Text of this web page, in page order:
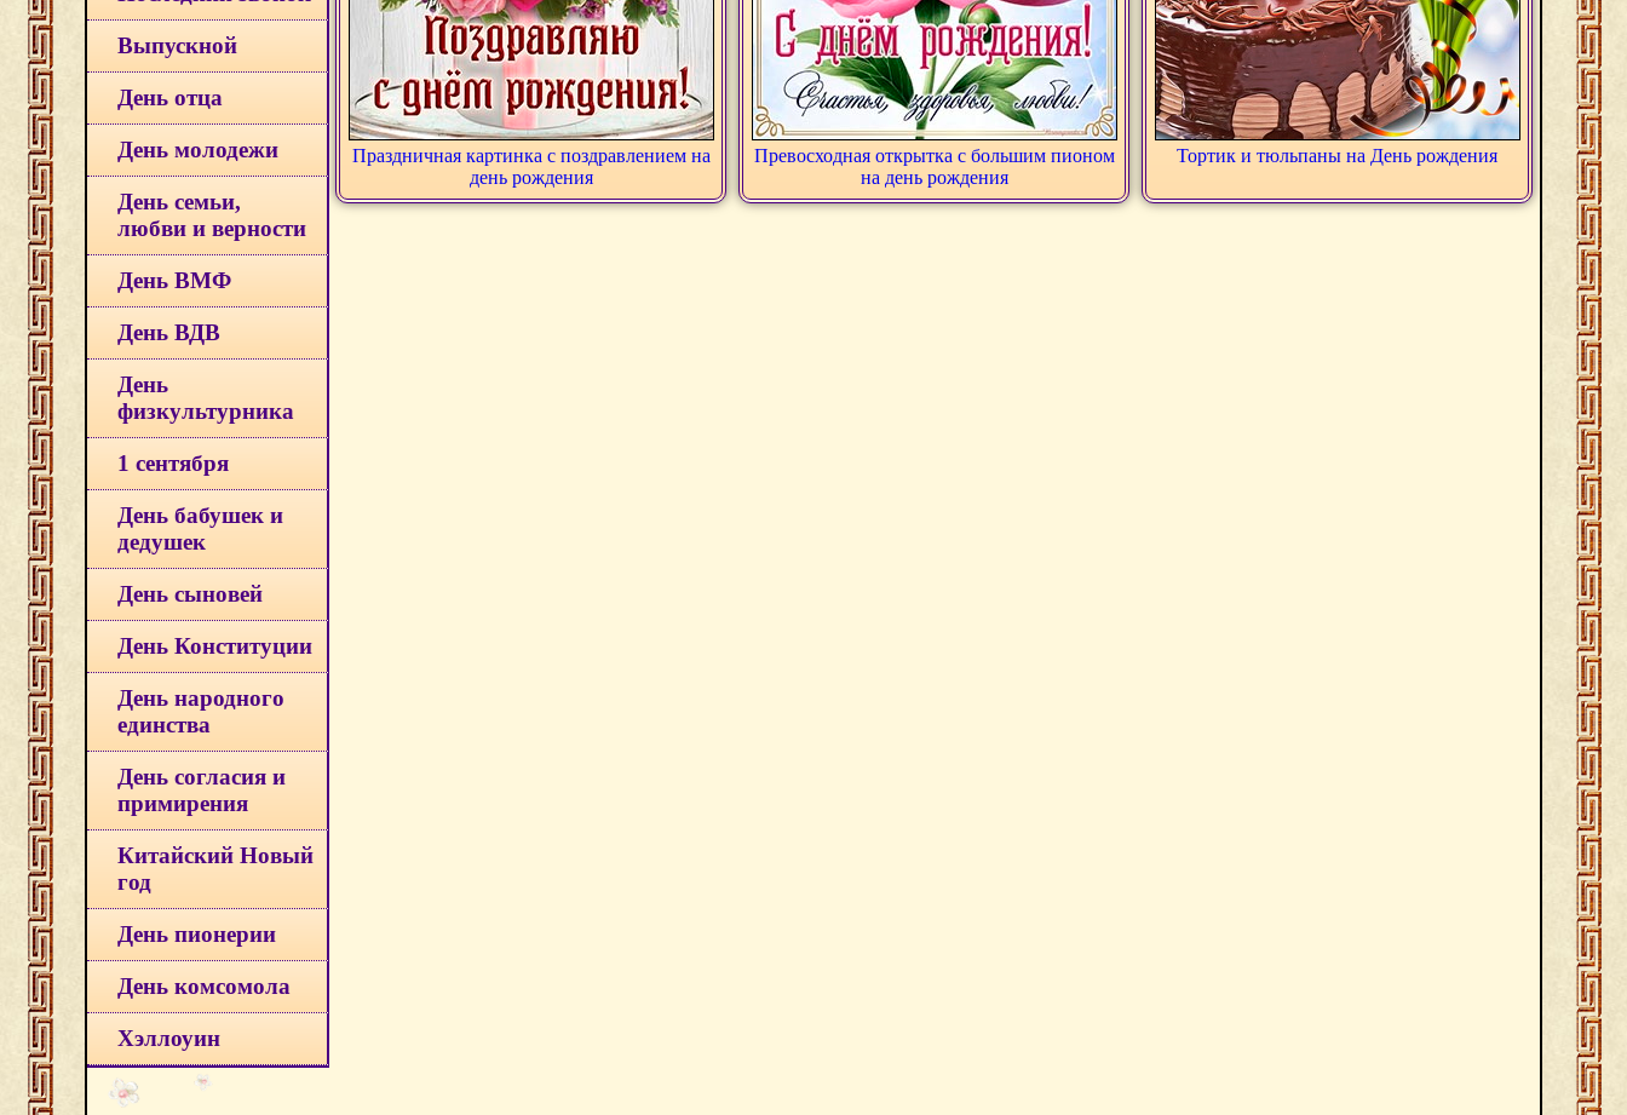
Выпускной
День отца
День молодежи
День семьи,
любви и верности
День ВМФ
День ВДВ
День
физкультурника
1 сентября
День бабушек и
дедушек
День сыновей
День Конституции
День народного
единства
День согласия и
примирения
Китайский Новый
год
День пионерии
День комсомола
Хэллоуин
Праздничная картинка с поздравлением на
день рождения
Превосходная открытка с большим пионом
на день рождения
Тортик и тюльпаны на День рождения